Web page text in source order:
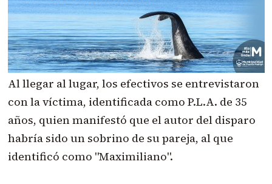
Al llegar al lugar, los efectivos se entrevistaron
con la víctima, identificada como P.L.A. de 35
años, quien manifestó que el autor del disparo
habría sido un sobrino de su pareja, al que
identificó como "Maximiliano".